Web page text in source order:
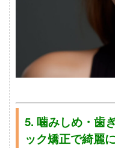
5. 噛みしめ・歯
ック矯正で綺麗